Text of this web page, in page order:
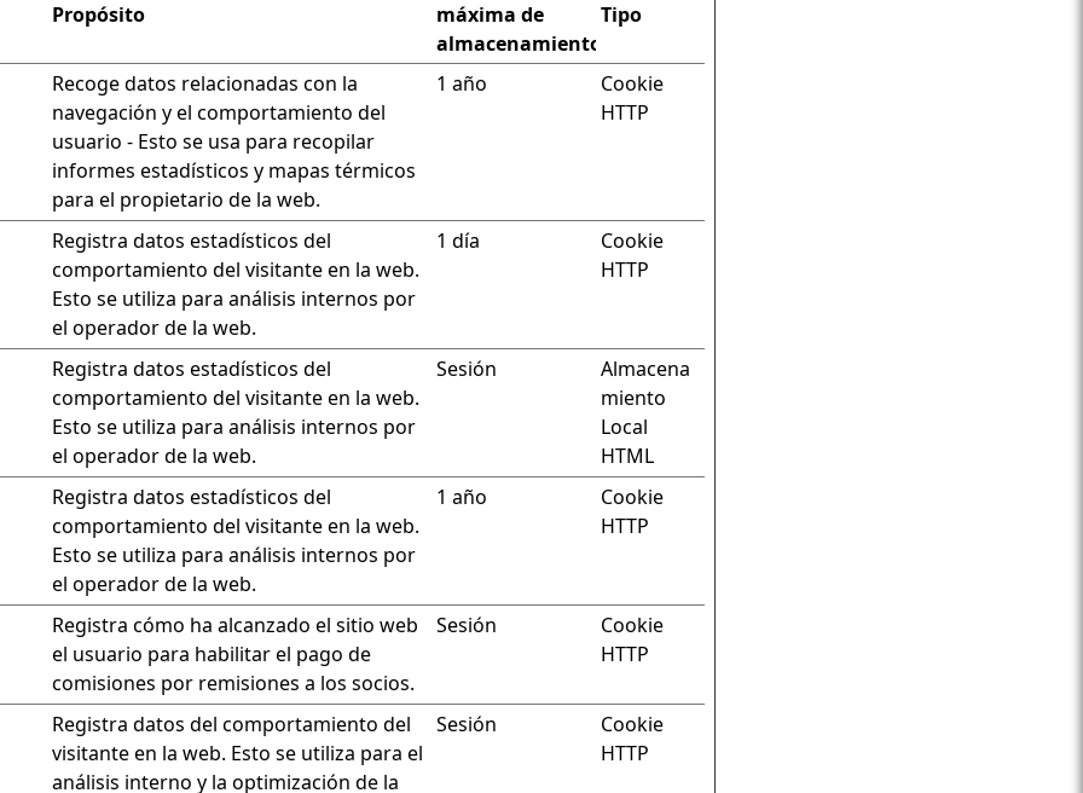
Propósito
máxima de
almacenamiento
Tipo
Recoge datos relacionadas con la
navegación y el comportamiento del
usuario - Esto se usa para recopilar
informes estadísticos y mapas térmicos
para el propietario de la web.
1 año
Cookie
HTTP
Registra datos estadísticos del
comportamiento del visitante en la web.
Esto se utiliza para análisis internos por
el operador de la web.
1 día
Cookie
HTTP
Registra datos estadísticos del
comportamiento del visitante en la web.
Esto se utiliza para análisis internos por
el operador de la web.
Sesión
Almacena
miento
Local
HTML
Registra datos estadísticos del
comportamiento del visitante en la web.
Esto se utiliza para análisis internos por
el operador de la web.
1 año
Cookie
HTTP
Registra cómo ha alcanzado el sitio web
el usuario para habilitar el pago de
comisiones por remisiones a los socios.
Sesión
Cookie
HTTP
Registra datos del comportamiento del
visitante en la web. Esto se utiliza para el
análisis interno y la optimización de la
Sesión
Cookie
HTTP